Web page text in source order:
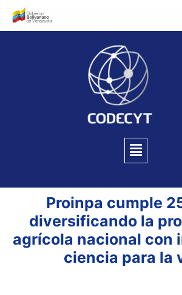
Proinpa cumple
diversificando la
agrícola nacional con
ciencia para la